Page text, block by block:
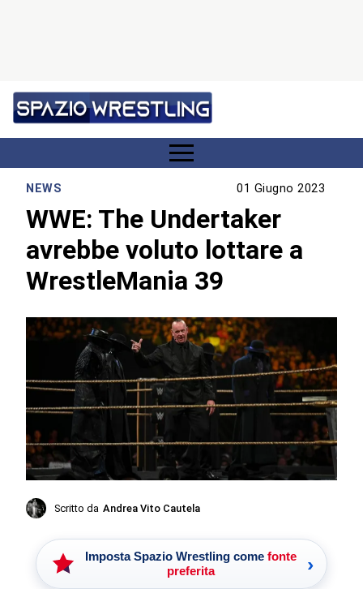
NEWS 01 Giugno 2023
WWE: The Undertaker
avrebbe voluto lottare a
WrestleMania 39
Scritto da Andrea Vito Cautela
Imposta Spazio Wrestling come fonte
preferita
›